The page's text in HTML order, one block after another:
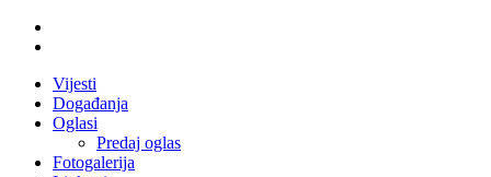
Vijesti
Događanja
Oglasi
Predaj oglas
Fotogalerija